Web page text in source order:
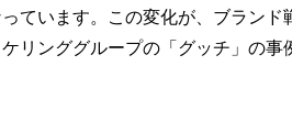
ています。この変化が、ブラン
リンググループの「グッチ」の